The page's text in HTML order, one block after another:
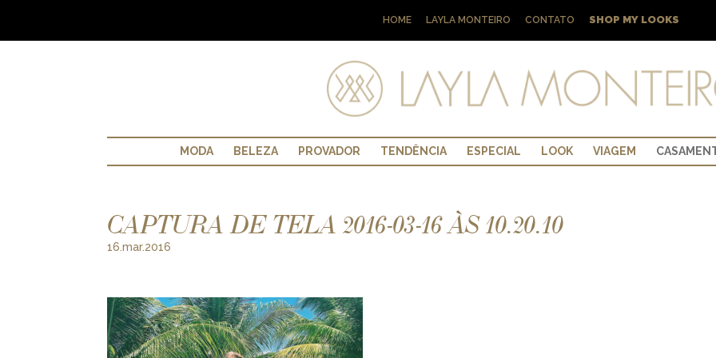
HOME LAYLA MONTEIRO CONTATO SHOP MY LOOKS
MODA BELEZA PROVADOR TENDÊNCIA ESPECIAL LOOK VIAGEM
CAPTURA DE TELA 2016-03-16 ÀS 10.20.10
16.mar.2016